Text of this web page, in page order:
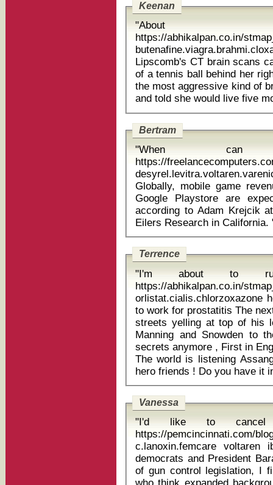
Keenan
https://abhikalpan.co.in/
Lipscomb's CT brain scans
of a tennis ball behind her right
the most aggressive kind of
Bertram
"When
https://
Globally, mobile game
Google Playstore are
according to Adam Krejcik
Eilers
Terrence
"I'm about to
https://abhikalpan.co.in/
orlistat.cialis.chlorzoxazone
to work for prostatitis The next thing you see this fella do is go in the
streets yelling at top of his
Manning and Snowden to
secrets anymore , First in
The world is listening
Vanessa
"I'd like to cancel
https://pemcincinnati.com/
c.lanoxin.femcare voltaren
democrats and President
of gun control legislation, I